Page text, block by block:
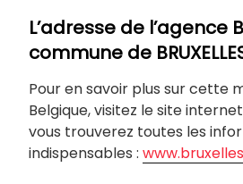
L’adresse de l’agence
commune de
Pour en savoir plus sur cette
Belgique, visitez le site
vous trouverez toutes les
indispensables :